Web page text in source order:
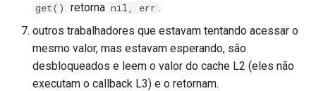
get() retorna nil, err .
outros trabalhadores que estavam tentando acessar o
mesmo valor, mas estavam esperando, são
desbloqueados e leem o valor do cache L2 (eles não
executam o callback L3) e o retornam.